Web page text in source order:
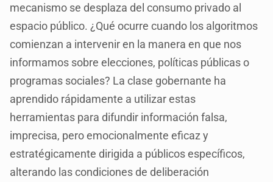
mecanismo se desplaza del consumo privado al
espacio público. ¿Qué ocurre cuando los algoritmos
comienzan a intervenir en la manera en que nos
informamos sobre elecciones, políticas públicas o
programas sociales? La clase gobernante ha
aprendido rápidamente a utilizar estas
herramientas para difundir información falsa,
imprecisa, pero emocionalmente eficaz y
estratégicamente dirigida a públicos específicos,
alterando las condiciones de deliberación